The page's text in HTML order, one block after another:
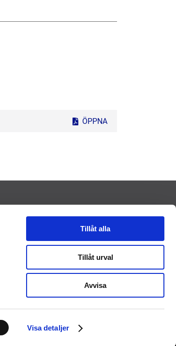
Visa detaljer
Tillåt alla
Tillåt urval
Avvisa
ÖPPNA